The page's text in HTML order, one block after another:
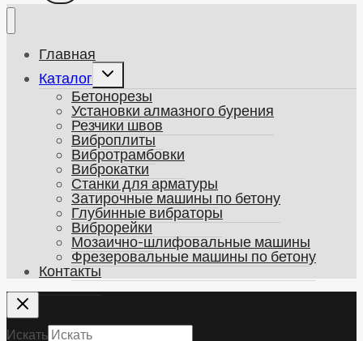
Главная
Каталог
Развернуть
меню
Бетонорезы
Установки алмазного бурения
Резчики швов
Виброплиты
Вибротрамбовки
Виброкатки
Станки для арматуры
Затирочные машины по бетону
Глубинные вибраторы
Виброрейки
Мозаично-шлифовальные машины
Фрезеровальные машины по бетону
Контакты
Искать